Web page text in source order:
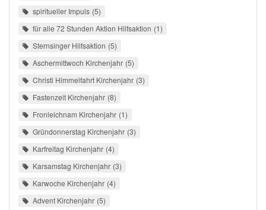
spiritueller Impuls 5
für alle 72 Stunden Aktion Hilfsaktion 1
Sternsinger Hilfsaktion 5
Aschermittwoch Kirchenjahr 5
Christi Himmelfahrt Kirchenjahr 3
Fastenzeit Kirchenjahr 8
Fronleichnam Kirchenjahr 1
Gründonnerstag Kirchenjahr 3
Karfreitag Kirchenjahr 4
Karsamstag Kirchenjahr 3
Karwoche Kirchenjahr 4
Advent Kirchenjahr 5